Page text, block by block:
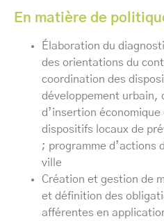
En matière de
Élaboration du
des orientations du
coordination des
développement urbain,
d’insertion
dispositifs locaux de
; programme d’actions
ville
Création et gestion de
et définition des
afférentes en